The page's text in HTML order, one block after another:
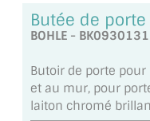
MIROIR VIEILLI
MIROIR
LOTS DE MIROIRS
Butée de
BOHLE - BK0930131
Butoir de porte
et au mur, pour
laiton chromé